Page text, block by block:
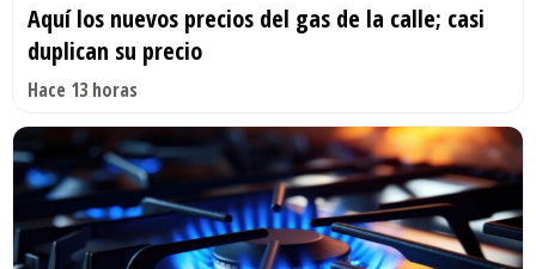
Aquí los nuevos precios del gas de la calle; casi
duplican su precio
Hace 13 horas